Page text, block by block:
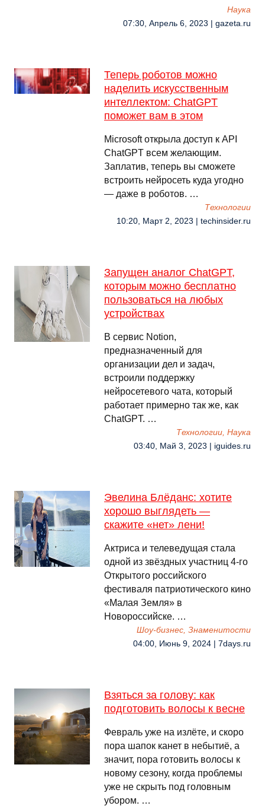
Наука
07:30, Апрель 6, 2023 | gazeta.ru
Теперь роботов можно
наделить искусственным
интеллектом: ChatGPT
поможет вам в этом
Microsoft открыла доступ к API
ChatGPT всем желающим.
Заплатив, теперь вы сможете
встроить нейросеть куда угодно
— даже в роботов. …
Технологии
10:20, Март 2, 2023 | techinsider.ru
Запущен аналог ChatGPT,
которым можно бесплатно
пользоваться на любых
устройствах
В сервис Notion,
предназначенный для
организации дел и задач,
встроили поддержку
нейросетевого чата, который
работает примерно так же, как
ChatGPT. …
Технологии, Наука
03:40, Май 3, 2023 | iguides.ru
Эвелина Блёданс: хотите
хорошо выглядеть —
скажите «нет» лени!
Актриса и телеведущая стала
одной из звёздных участниц 4-го
Открытого российского
фестиваля патриотического кино
«Малая Земля» в
Новороссийске. …
Шоу-бизнес, Знаменитости
04:00, Июнь 9, 2024 | 7days.ru
Взяться за голову: как
подготовить волосы к весне
Февраль уже на излёте, и скоро
пора шапок канет в небытиё, а
значит, пора готовить волосы к
новому сезону, когда проблемы
уже не скрыть под головным
убором. …